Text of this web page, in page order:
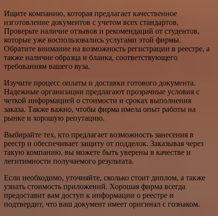
Ищите компанию, которая предлагает качественное
изготовление документов с учетом всех стандартов.
Проверьте наличие отзывов и рекомендаций от студентов,
которые уже воспользовались услугами этой фирмы.
Обратите внимание на возможность регистрации в реестре, а
также наличие образца и бланка, соответствующего
требованиям вашего вуза.
Изучите процесс оплаты и доставки готового документа.
Надежные организации предлагают прозрачные условия с
четкой информацией о стоимости и сроках выполнения
заказа. Также важно, чтобы фирма имела опыт работы на
рынке и хорошую репутацию.
Выбирайте тех, кто предлагает возможность занесения в
реестр и обеспечивает защиту от подделок. Заказывая через
такую компанию, вы можете быть уверены в качестве и
легитимности получаемого результата.
Если необходимо, уточняйте, сколько стоит диплом, а также
узнать стоимость приложений. Хорошая фирма всегда
предоставит вам доступ к информации о реестре и
подтвердит, что ваш документ имеет оригинал с гознаком.